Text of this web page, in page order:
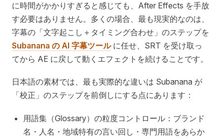
に時間がかかりすぎると感じても、After Effects を手放
す必要はありません。多くの場合、最も現実的なのは、
字幕の「文字起こし＋タイミング合わせ」のステップを
Subanana の AI 字幕ツールに任せ、SRT を受け取っ
てから AE に戻して動くエフェクトを続けることです。
日本語の素材では、最も実際的な違いは Subanana が
「校正」のステップを前倒しにする点にあります：
用語集（Glossary）の粒度コントロール：ブランド
名・人名・地域特有の言い回し・専門用語をあらか